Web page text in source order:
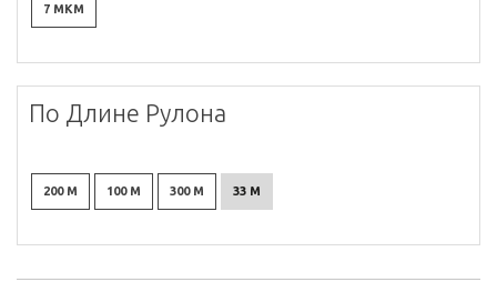
7 МКМ
По Длине Рулона
200 М 100 М 300 М 33 М